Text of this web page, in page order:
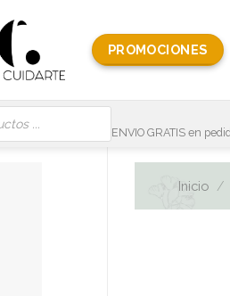
PROMOCIONES
ENVIO GRATIS en
Inicio /